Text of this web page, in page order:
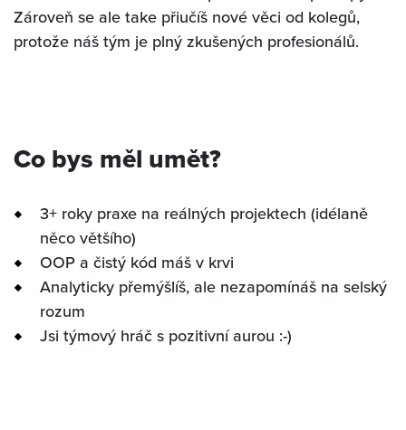
Zároveň se ale take přiučíš nové věci od kolegů,
protože náš tým je plný zkušených profesionálů.
Co bys měl umět?
3+ roky praxe na reálných projektech (idélaně
něco většího)
OOP a čistý kód máš v krvi
Analyticky přemýšlíš, ale nezapomínáš na selský
rozum
Jsi týmový hráč s pozitivní aurou :-)